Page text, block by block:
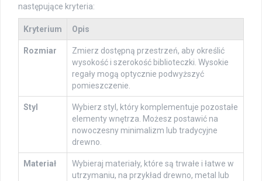
następujące kryteria:
Kryterium Opis
Rozmiar
Zmierz dostępną przestrzeń, aby określić
wysokość i szerokość biblioteczki. Wysokie
regały mogą optycznie podwyższyć
pomieszczenie.
Styl
Wybierz styl, który komplementuje pozostałe
elementy wnętrza. Możesz postawić na
nowoczesny minimalizm lub tradycyjne
drewno.
Materiał
Wybieraj materiały, które są trwałe i łatwe w
utrzymaniu, na przykład drewno, metal lub